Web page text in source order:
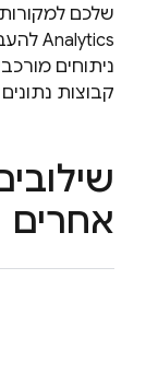
שלכם
Analytics
ניתוחים
קבוצות
אחרים